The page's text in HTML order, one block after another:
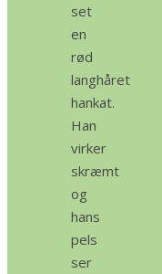
set
en
rød
langhåret
hankat.
Han
virker
skræmt
og
hans
pels
ser